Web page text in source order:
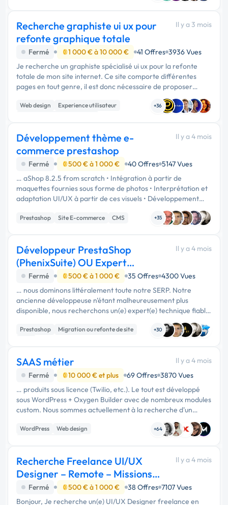
Recherche graphiste ui ux pour
refonte graphique totale
Il y a 3 mois
Fermé 1 000 € à 10 000 € 41 Offres 3936 Vues
Je recherche un graphiste spécialisé ui ux pour la refonte
totale de mon site internet. Ce site comporte différentes
pages en tout genre, il est donc nécessaire de proposer
différents templates pour s'adapter à tout type de …
Web design
Experience utilisateur
+36
Développement thème e-
commerce prestashop
Il y a 4 mois
Fermé 500 € à 1 000 € 40 Offres 5147 Vues
… aShop 8.2.5 from scratch • Intégration à partir de
maquettes fournies sous forme de photos • Interprétation et
adaptation UI/UX à partir de ces visuels • Développement
front-end (HTML, CSS, JS) adapté aux standards e-
commerce • Intégration des …
Prestashop Site E-commerce CMS +35
Développeur PrestaShop
(PhenixSuite) OU Expert
Migration CMS
Il y a 4 mois
Fermé 500 € à 1 000 € 35 Offres 4300 Vues
… nous dominons littéralement toute notre SERP. Notre
ancienne développeuse n'étant malheureusement plus
disponible, nous recherchons un(e) expert(e) technique fiable
sur le long terme pour reprendre le flambeau. L'objectif et les
deux …
Prestashop
Migration ou refonte de site
+30
SAAS métier
Il y a 4 mois
Fermé
10 000 € et plus 69 Offres 3870 Vues
… produits sous licence (Twilio, etc.). Le tout est développé
sous WordPress + Oxygen Builder avec de nombreux modules
custom. Nous sommes actuellement à la recherche d'un
partenaire pour Design global Expérience utilisateur (UX)
Performances …
WordPress
Web design
+64
Recherche Freelance UI/UX
Designer – Remote – Missions
ponctuelles
Il y a 4 mois
Fermé 500 € à 1 000 € 38 Offres 7107 Vues
Bonjour, Je recherche un(e) UI/UX Designer freelance en